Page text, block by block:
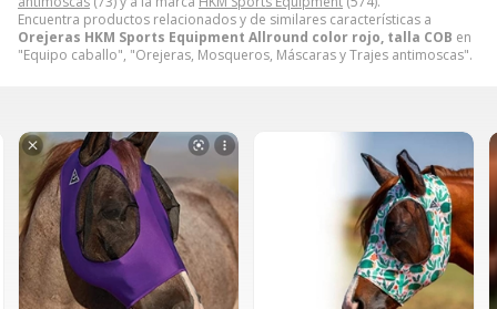
Encuentra productos relacionados y de similares características a
Orejeras HKM Sports Equipment Allround color rojo, talla COB en
"Equipo caballo", "Orejeras, Mosqueros, Máscaras y Trajes antimoscas".